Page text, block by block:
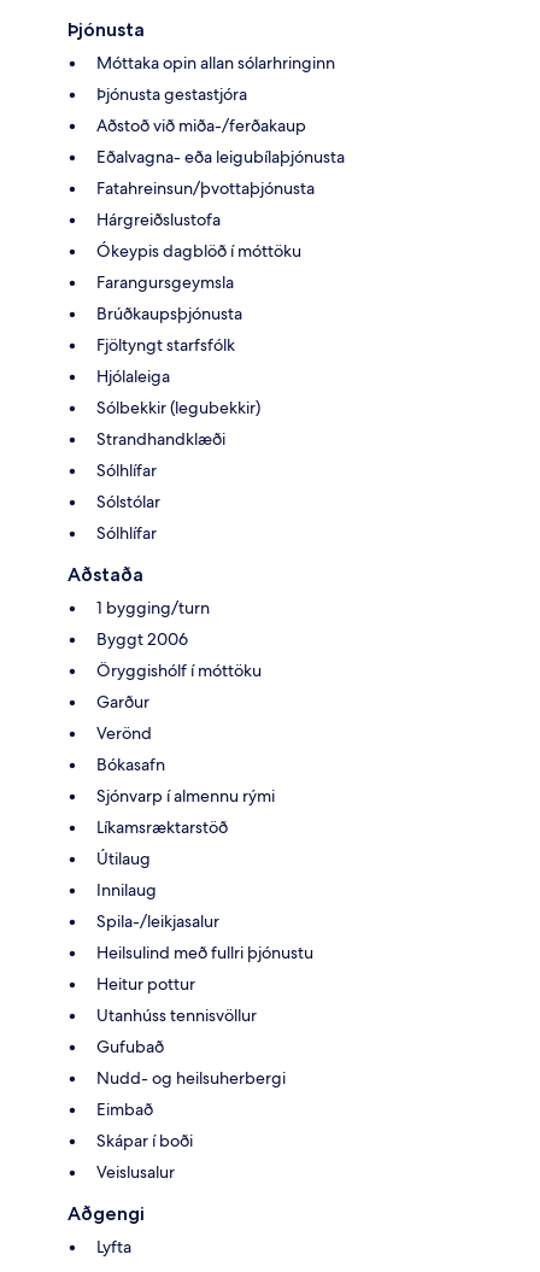
Þjónusta
Móttaka opin allan sólarhringinn
Þjónusta gestastjóra
Aðstoð við miða-/ferðakaup
Eðalvagna- eða leigubílaþjónusta
Fatahreinsun/þvottaþjónusta
Hárgreiðslustofa
Ókeypis dagblöð í móttöku
Farangursgeymsla
Brúðkaupsþjónusta
Fjöltyngt starfsfólk
Hjólaleiga
Sólbekkir (legubekkir)
Strandhandklæði
Sólhlífar
Sólstólar
Sólhlífar
Aðstaða
1 bygging/turn
Byggt 2006
Öryggishólf í móttöku
Garður
Verönd
Bókasafn
Sjónvarp í almennu rými
Líkamsræktarstöð
Útilaug
Innilaug
Spila-/leikjasalur
Heilsulind með fullri þjónustu
Heitur pottur
Utanhúss tennisvöllur
Gufubað
Nudd- og heilsuherbergi
Eimbað
Skápar í boði
Veislusalur
Aðgengi
Lyfta